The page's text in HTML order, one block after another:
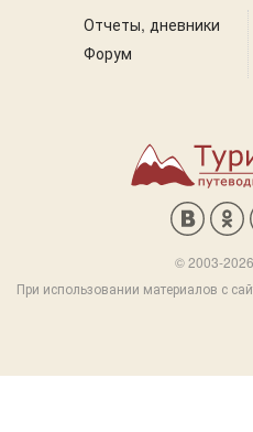
Отчеты, дневники
Форум
© 2003-
При использовании материалов с